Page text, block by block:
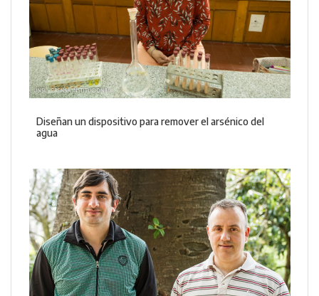
Diseñan un dispositivo para remover el arsénico del
agua